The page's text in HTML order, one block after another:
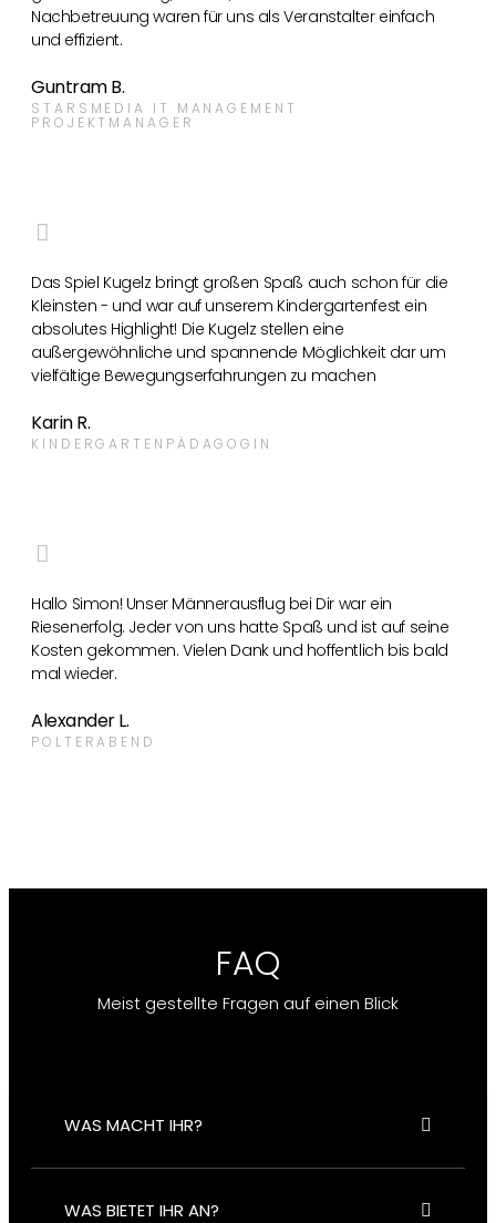
Nachbetreuung waren für uns als Veranstalter einfach
und effizient.
Guntram B.
STARSMEDIA IT MANAGEMENT
PROJEKTMANAGER
Das Spiel Kugelz bringt großen Spaß auch schon für die
Kleinsten - und war auf unserem Kindergartenfest ein
absolutes Highlight! Die Kugelz stellen eine
außergewöhnliche und spannende Möglichkeit dar um
vielfältige Bewegungserfahrungen zu machen
Karin R.
KINDERGARTENPÄDAGOGIN
Hallo Simon! Unser Männerausflug bei Dir war ein
Riesenerfolg. Jeder von uns hatte Spaß und ist auf seine
Kosten gekommen. Vielen Dank und hoffentlich bis bald
mal wieder.
Alexander L.
POLTERABEND
FAQ
Meist gestellte Fragen auf einen Blick
WAS MACHT IHR?
WAS BIETET IHR AN?